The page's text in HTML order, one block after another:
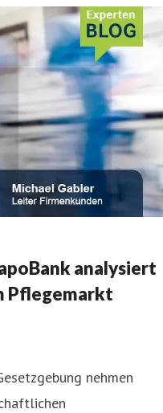
analysiert
Pflegemarkt
nehmen